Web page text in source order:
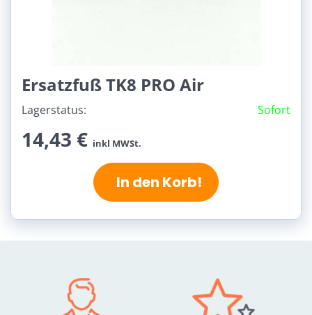
Ersatzfuß TK8 PRO Air
Lagerstatus: Sofort
14,43 € inkl MWSt.
In den Korb!